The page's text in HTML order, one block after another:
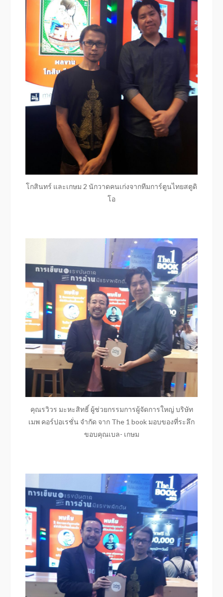
โกสินทร์ และเกษม 2 นักวาดคนเก่งจากทีมการ์ตูนไทยสตูดิ
โอ
คุณรวิวร มะหะสิทธิ์ ผู้ช่วยกรรมการผู้จัดการใหญ่ บริษัท
เมพ คอร์ปอเรชั่น จำกัด จาก The 1 book มอบของที่ระลึก
ขอบคุณเบล- เกษม